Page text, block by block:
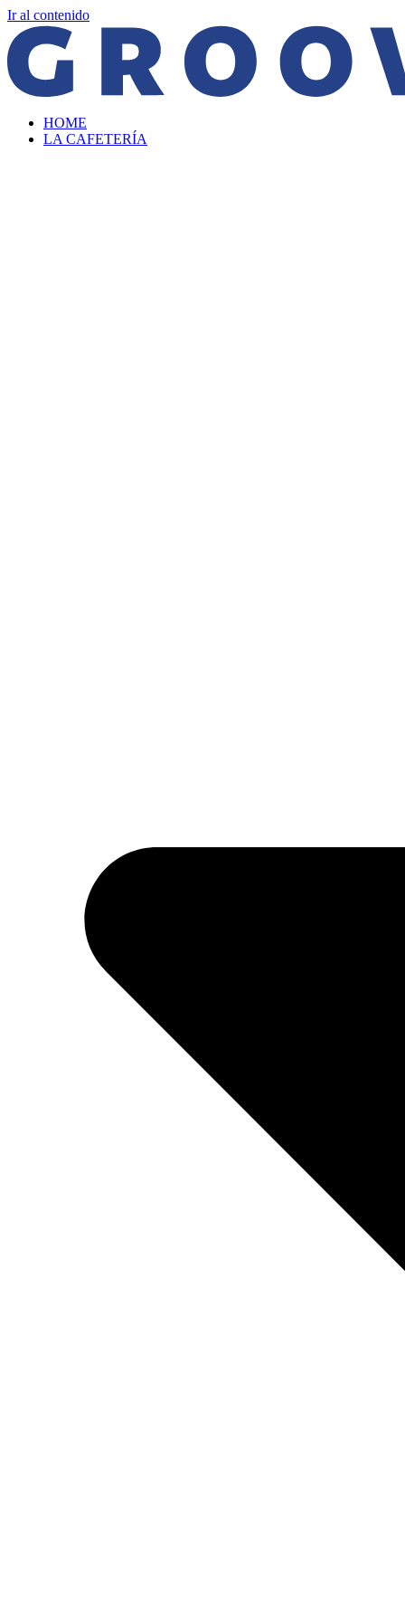
Ir al contenido
HOME
LA CAFETERÍA